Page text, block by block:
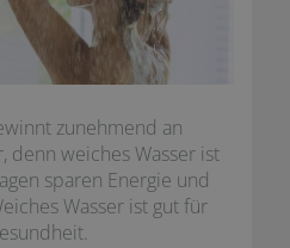
zunehmend an
denn weiches Wasser ist
sparen Energie und
Wasser ist gut für